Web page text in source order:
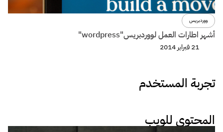
ووردبريس
أشهر اطارات العمل لووردبريس"wordpress"
21 فبراير 2014
تجربة المستخدم
المحتوى للويب